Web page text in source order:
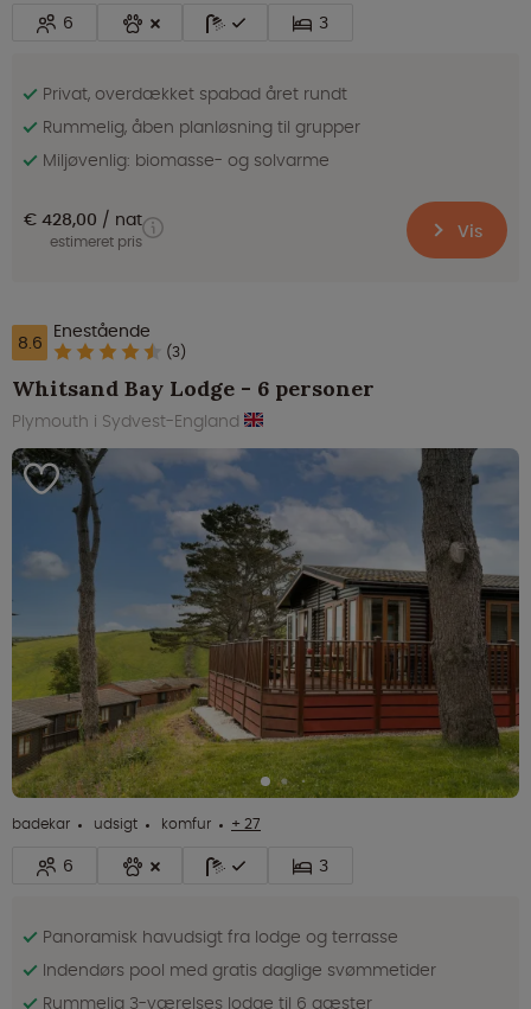
6 3
Privat, overdækket spabad året rundt
Rummelig, åben planløsning til grupper
Miljøvenlig: biomasse- og solvarme
€ 428,00 nat
estimeret pris Vis
8.6 Enestående
(3)
Whitsand Bay Lodge - 6 personer
Plymouth i Sydvest-England
badekar udsigt komfur + 27
6 3
Panoramisk havudsigt fra lodge og terrasse
Indendørs pool med gratis daglige svømmetider
Rummelig 3-værelses lodge til 6 gæster